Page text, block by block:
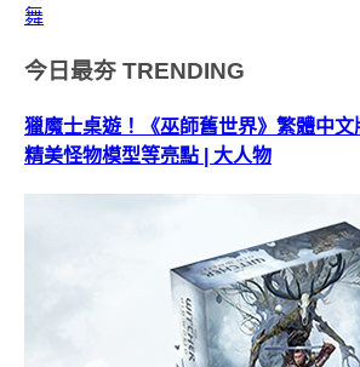
今日最夯 TRENDING
獵魔士桌遊！《巫師舊世界》繁體中文
精美怪物模型等亮點 | 大人物